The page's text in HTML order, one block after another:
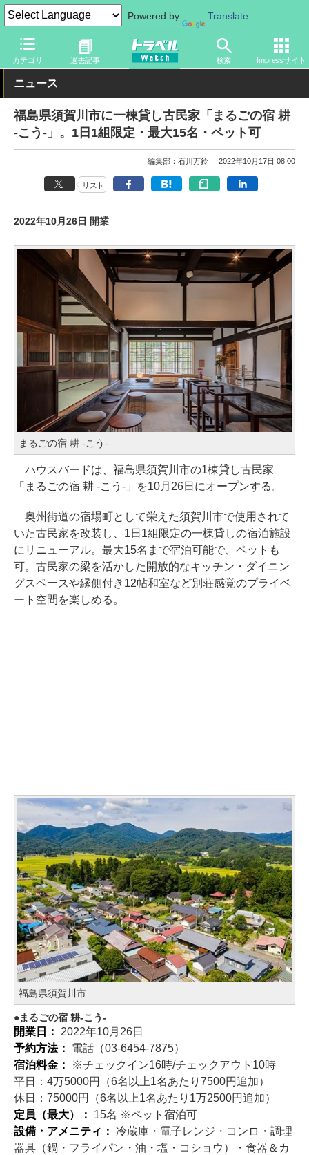
Powered by Translate
カテゴリ 過去記事 検索 Impressサイト
トラベル Watch 旅の情報 ホテル・旅館 宿泊
ニュース
福島県須賀川市に一棟貸し古民家「まるごの宿 耕
-こう-」。1日1組限定・最大15名・ペット可
編集部：石川万鈴 2022年10月17日 08:00
リスト
2022年10月26日 開業
まるごの宿 耕 -こう-
ハウスバードは、福島県須賀川市の1棟貸し古民家
「まるごの宿 耕 -こう-」を10月26日にオープンする。
奥州街道の宿場町として栄えた須賀川市で使用されて
いた古民家を改装し、1日1組限定の一棟貸しの宿泊施設
にリニューアル。最大15名まで宿泊可能で、ペットも
可。古民家の梁を活かした開放的なキッチン・ダイニン
グスペースや縁側付き12帖和室など別荘感覚のプライベ
ート空間を楽しめる。
福島県須賀川市
まるごの宿 耕-こう-
開業日： 2022年10月26日
予約方法： 電話（03-6454-7875）
宿泊料金：
※チェックイン16時/チェックアウト10時
平日：4万5000円（6名以上1名あたり7500円追加）
休日：75000円（6名以上1名あたり1万2500円追加）
定員（最大）： 15名 ※ペット宿泊可
設備・アメニティ： 冷蔵庫・電子レンジ・コンロ・調理
器具（鍋・フライパン・油・塩・コショウ）・食器＆カ